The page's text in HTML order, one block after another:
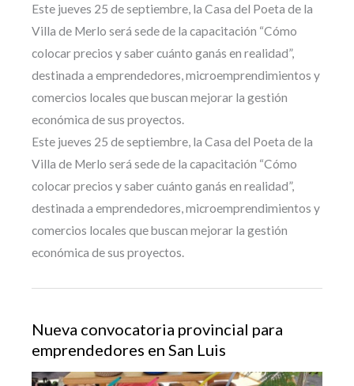
Este jueves 25 de septiembre, la Casa del Poeta de la
Villa de Merlo será sede de la capacitación “Cómo
colocar precios y saber cuánto ganás en realidad”,
destinada a emprendedores, microemprendimientos y
comercios locales que buscan mejorar la gestión
económica de sus proyectos.
Este jueves 25 de septiembre, la Casa del Poeta de la
Villa de Merlo será sede de la capacitación “Cómo
colocar precios y saber cuánto ganás en realidad”,
destinada a emprendedores, microemprendimientos y
comercios locales que buscan mejorar la gestión
económica de sus proyectos.
Nueva convocatoria provincial para
emprendedores en San Luis